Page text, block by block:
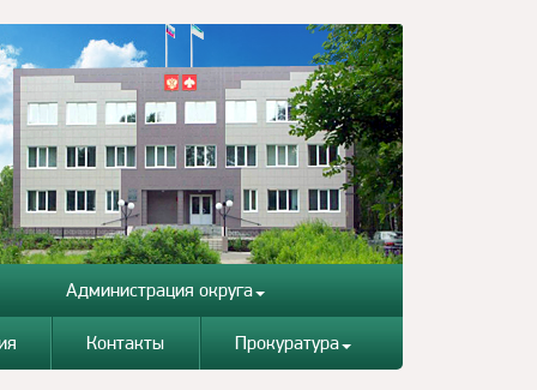
Администрация округа
Контакты Прокуратура